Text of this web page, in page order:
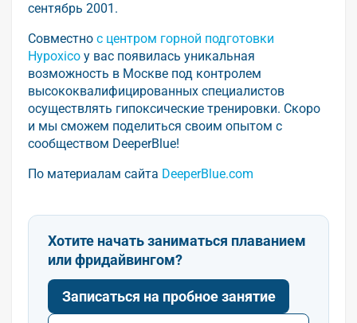
сентябрь 2001.
Совместно с центром горной подготовки
Hypoxico у вас появилась уникальная
возможность в Москве под контролем
высококвалифицированных специалистов
осуществлять гипоксические тренировки. Скоро
и мы сможем поделиться своим опытом с
сообществом DeeperBlue!
По материалам сайта DeeperBlue.com
Хотите начать заниматься плаванием
или фридайвингом?
Записаться на пробное занятие